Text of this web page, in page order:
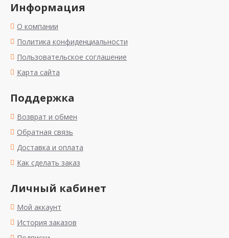
Информация
О компании
Политика конфиденциальности
Пользовательское соглашение
Карта сайта
Поддержка
Возврат и обмен
Обратная связь
Доставка и оплата
Как сделать заказ
Личный кабинет
Мой аккаунт
История заказов